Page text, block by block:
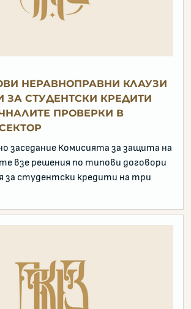
НЕРАВНОПРАВНИ КЛАУЗИ
ЗА СТУДЕНТСКИ КРЕДИТИ
ПРОВЕРКИ В
заседание Комисията за защита на
взе решения по типови договори
за студентски кредити на три